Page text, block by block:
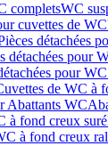
completsWC
cuvettes de WC
détachées
détachées pour
pour
de WC à
Abattants WC
à fond creux
à fond creux